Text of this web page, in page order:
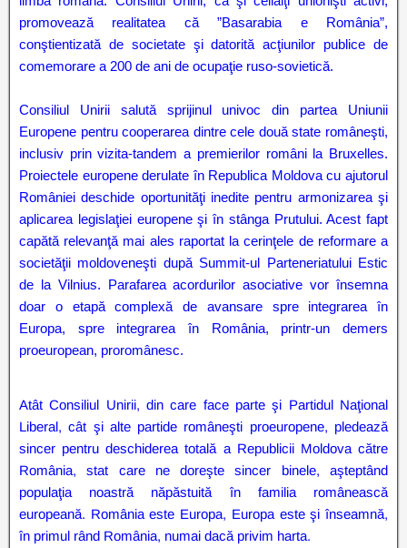
promovează realitatea că ”Basarabia e România”,
conştientizată de societate şi datorită acţiunilor publice de
comemorare a 200 de ani de ocupaţie ruso-sovietică.
Consiliul Unirii salută sprijinul univoc din partea Uniunii
Europene pentru cooperarea dintre cele două state româneşti,
inclusiv prin vizita-tandem a premierilor români la Bruxelles.
Proiectele europene derulate în Republica Moldova cu ajutorul
României deschide oportunităţi inedite pentru armonizarea şi
aplicarea legislaţiei europene şi în stânga Prutului. Acest fapt
capătă relevanţă mai ales raportat la cerinţele de reformare a
societăţii moldoveneşti după Summit-ul Parteneriatului Estic
de la Vilnius. Parafarea acordurilor asociative vor însemna
doar o etapă complexă de avansare spre integrarea în
Europa, spre integrarea în România, printr-un demers
proeuropean, proromânesc.
Atât Consiliul Unirii, din care face parte şi Partidul Naţional
Liberal, cât şi alte partide româneşti proeuropene, pledează
sincer pentru deschiderea totală a Republicii Moldova către
România, stat care ne doreşte sincer binele, aşteptând
populaţia noastră năpăstuită în familia românească
europeană. România este Europa, Europa este şi înseamnă,
în primul rând România, numai dacă privim harta.